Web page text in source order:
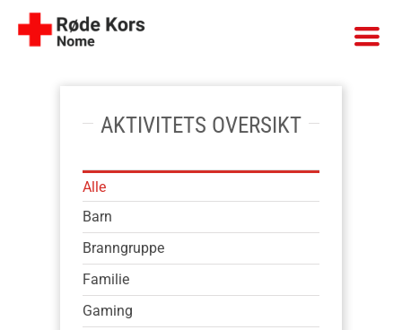
AKTIVITETS OVERSIKT
Alle
Barn
Branngruppe
Familie
Gaming